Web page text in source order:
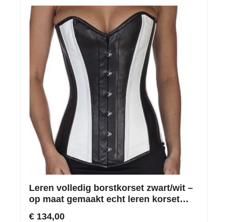
Leren volledig borstkorset zwart/wit –
op maat gemaakt echt leren korset
€ 134,00